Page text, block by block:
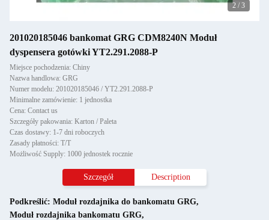
2 / 3
201020185046 bankomat GRG CDM8240N Moduł
dyspensera gotówki YT2.291.2088-P
Miejsce pochodzenia: Chiny
Nazwa handlowa: GRG
Numer modelu: 201020185046 / YT2.291.2088-P
Minimalne zamówienie: 1 jednostka
Cena: Contact us
Szczegóły pakowania: Karton / Paleta
Czas dostawy: 1-7 dni roboczych
Zasady płatności: T/T
Możliwość Supply: 1000 jednostek rocznie
Szczegół Description
Podkreślić: Moduł rozdajnika do bankomatu GRG,
Moduł rozdajnika bankomatu GRG,